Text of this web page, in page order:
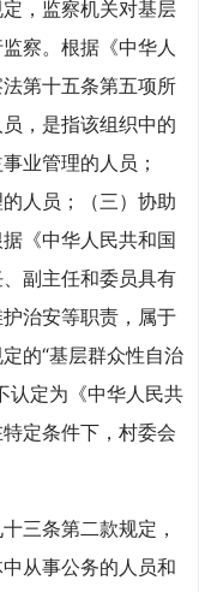
，监察机关对基层
察。根据《中华人
第十五条第五项所
，是指该组织中的
业管理的人员；
人员；（三）协助
《中华人民共和国
副主任和委员具有
治安等职责，属于
的“基层群众性自治
认定为《中华人民共
定条件下，村委会
三条第二款规定，
从事公务的人员和